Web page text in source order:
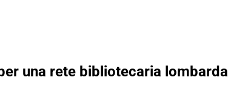
una rete bibliotecaria lombarda